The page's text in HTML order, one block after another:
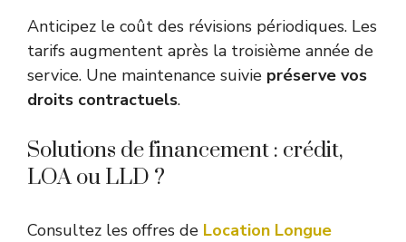
Anticipez le coût des révisions périodiques. Les
tarifs augmentent après la troisième année de
service. Une maintenance suivie préserve vos
droits contractuels.
Solutions de financement : crédit,
LOA ou LLD ?
Consultez les offres de Location Longue